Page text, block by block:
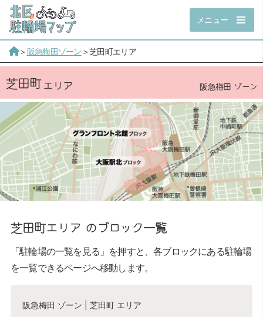
メニュー
＞阪急梅田ゾーン ＞芝田町エリア
芝田町 阪急梅田 ゾーン
芝田町エリア のブロック一覧
「駐輪場の一覧を見る」を押すと、各ブロックにある駐輪場
を一覧できるページへ移動します。
阪急梅田 ゾーン 芝田町 エリア